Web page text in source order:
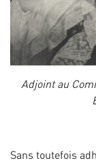
Adjoint au
Sans toutefois